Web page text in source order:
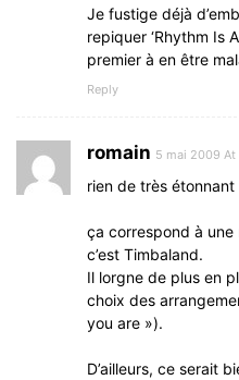
Je fustige déjà
repiquer ‘Rhythm Is
premier à en être
Reply
romain 5 mai 2009
rien de très étonnant
ça correspond à une
c’est Timbaland.
Il lorgne de plus en
choix des
you are »).
D’ailleurs, ce serait